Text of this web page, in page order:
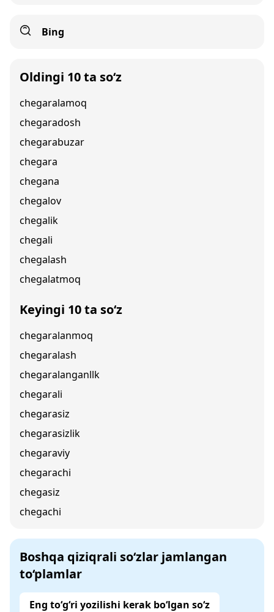
Bing
Oldingi 10 ta so‘z
chegaralamoq
chegaradosh
chegarabuzar
chegara
chegana
chegalov
chegalik
chegali
chegalash
chegalatmoq
Keyingi 10 ta so‘z
chegaralanmoq
chegaralash
chegaralanganllk
chegarali
chegarasiz
chegarasizlik
chegaraviy
chegarachi
chegasiz
chegachi
Boshqa qiziqrali so‘zlar jamlangan
to‘plamlar
Eng to‘g‘ri yozilishi kerak bo‘lgan so‘z